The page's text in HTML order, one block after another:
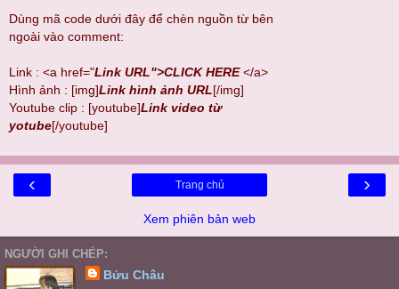
Dùng mã code dưới đây để chèn nguồn từ bên
ngoài vào comment:
Link : <a href="Link URL">CLICK HERE</a>
Hình ảnh : [img]Link hình ảnh URL[/img]
Youtube clip : [youtube]Link video từ
yotube[/youtube]
‹ ›
Trang chủ
Xem phiên bản web
NGƯỜI GHI CHÉP:
Bửu Châu